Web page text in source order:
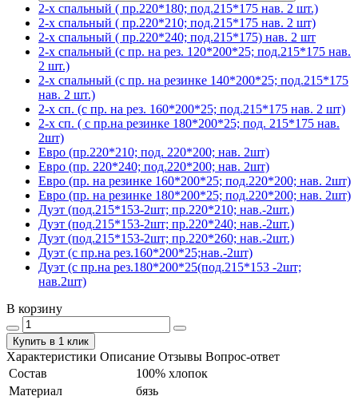
2-х спальный ( пр.220*180; под.215*175 нав. 2 шт.)
2-х спальный ( пр.220*210; под.215*175 нав. 2 шт)
2-х спальный ( пр.220*240; под.215*175) нав. 2 шт
2-х спальный (с пр. на рез. 120*200*25; под.215*175 нав.
2 шт.)
2-х спальный (с пр. на резинке 140*200*25; под.215*175
нав. 2 шт.)
2-х сп. (с пр. на рез. 160*200*25; под.215*175 нав. 2 шт)
2-х сп. ( с пр.на резинке 180*200*25; под. 215*175 нав.
2шт)
Евро (пр.220*210; под. 220*200; нав. 2шт)
Евро (пр. 220*240; под.220*200; нав. 2шт)
Евро (пр. на резинке 160*200*25; под.220*200; нав. 2шт)
Евро (пр. на резинке 180*200*25; под.220*200; нав. 2шт)
Дуэт (под.215*153-2шт; пр.220*210; нав.-2шт.)
Дуэт (под.215*153-2шт; пр.220*240; нав.-2шт.)
Дуэт (под.215*153-2шт; пр.220*260; нав.-2шт.)
Дуэт (с пр.на рез.160*200*25;нав.-2шт)
Дуэт (с пр.на рез.180*200*25(под.215*153 -2шт;
нав.2шт)
В корзину
Купить в 1 клик
Характеристики Описание Отзывы Вопрос-ответ
Состав
100% хлопок
Материал
бязь